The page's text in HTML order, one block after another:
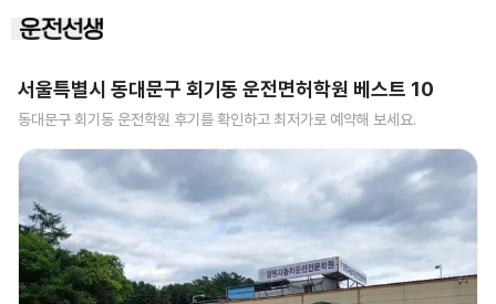
서울특별시 동대문구 회기동 운전면허학원 베스트 10
동대문구 회기동 운전학원 후기를 확인하고 최저가로 예약해 보세요.